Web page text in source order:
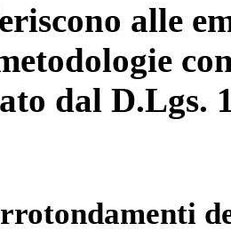
alle
dal D.Lgs.